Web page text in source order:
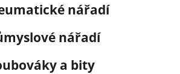
nářadí
nářadí
a bity